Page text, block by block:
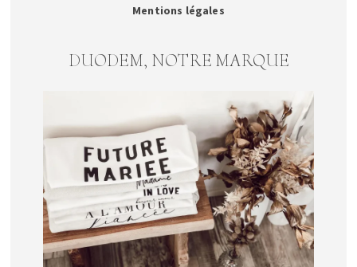
Mentions légales
DUODEM, NOTRE MARQUE